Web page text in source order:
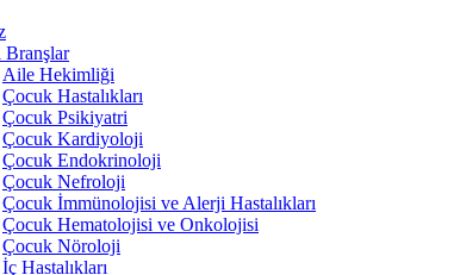
Aile Hekimliği
Çocuk Hastalıkları
Çocuk Psikiyatri
Çocuk Kardiyoloji
Çocuk Endokrinoloji
Çocuk Nefroloji
Çocuk İmmünolojisi ve Alerji Hastalıkları
Çocuk Hematolojisi ve Onkolojisi
Çocuk Nöroloji
İç Hastalıkları